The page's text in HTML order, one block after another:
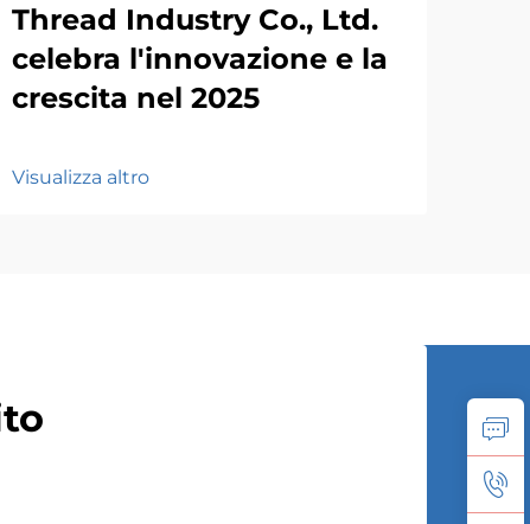
Thread Industry Co., Ltd.
celebra l'innovazione e la
crescita nel 2025
Visualizza altro